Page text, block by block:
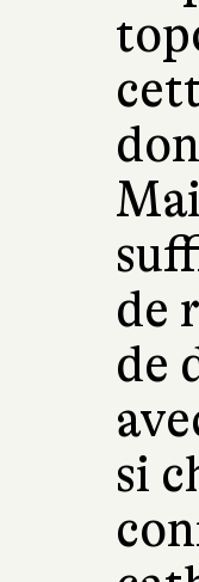
de
de
si